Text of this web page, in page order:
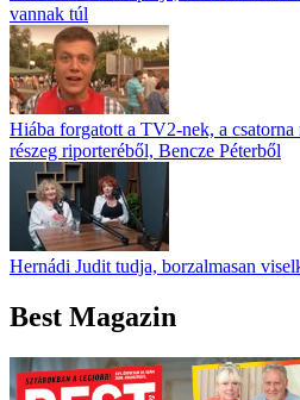
vannak túl
Hiába forgatott a TV2-nek, a
részeg riporteréből, Bencze Péterből
Hernádi Judit tudja, borzalmasan
Best Magazin